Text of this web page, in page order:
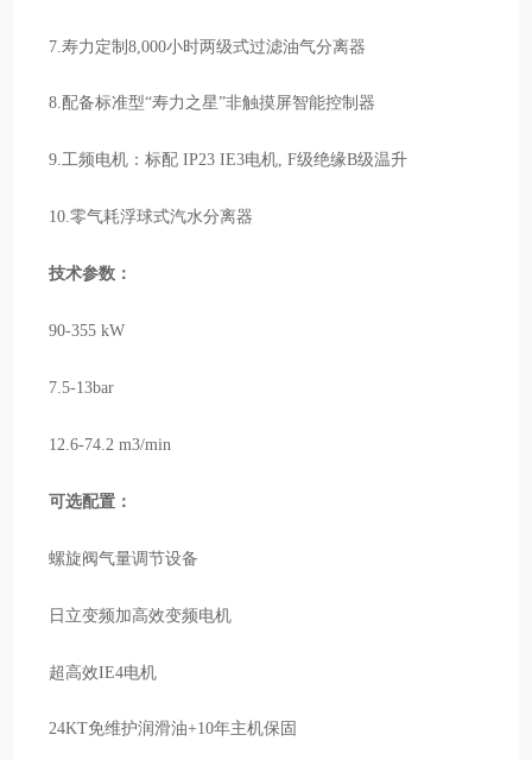
7.寿力定制8,000小时两级式过滤油气分离器
8.配备标准型“寿力之星”非触摸屏智能控制器
9.工频电机：标配 IP23 IE3电机, F级绝缘B级温升
10.零气耗浮球式汽水分离器
技术参数：
90-355 kW
7.5-13bar
12.6-74.2 m3/min
可选配置：
螺旋阀气量调节设备
日立变频加高效变频电机
超高效IE4电机
24KT免维护润滑油+10年主机保固